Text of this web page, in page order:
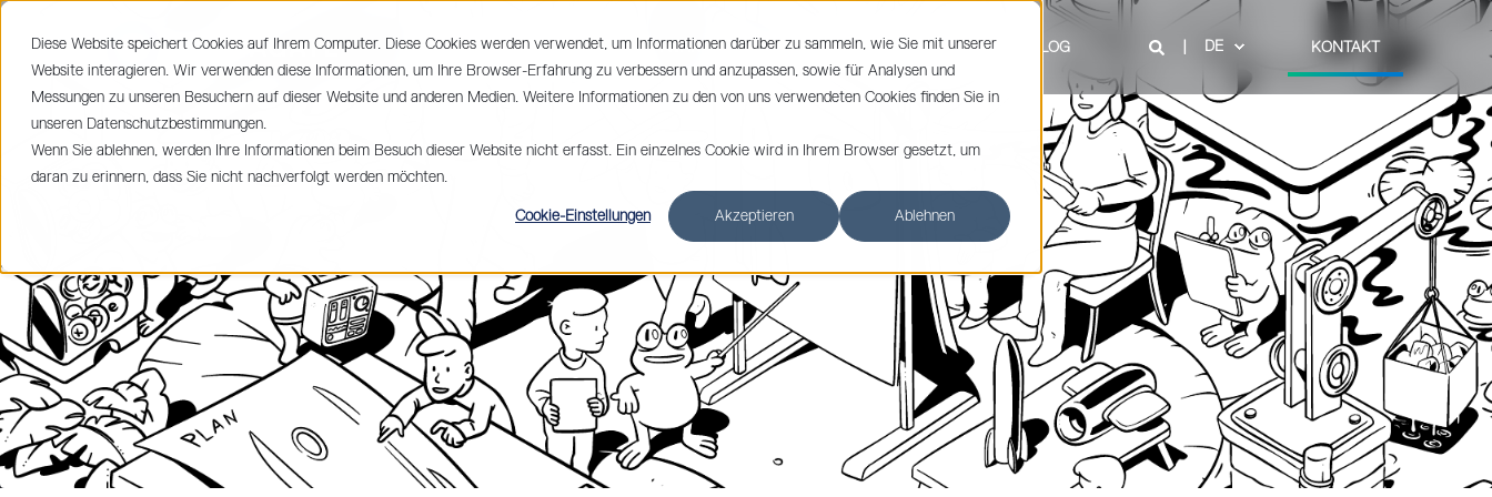
Diese Website speichert Cookies auf Ihrem Computer. Diese Cookies werden verwendet, um Informationen darüber zu sammeln, wie Sie mit unserer
Website interagieren. Wir verwenden diese Informationen, um Ihre Browser-Erfahrung zu verbessern und anzupassen, sowie für Analysen und
Messungen zu unseren Besuchern auf dieser Website und anderen Medien. Weitere Informationen zu den von uns verwendeten Cookies finden Sie in
unseren Datenschutzbestimmungen.
Wenn Sie ablehnen, werden Ihre Informationen beim Besuch dieser Website nicht erfasst. Ein einzelnes Cookie wird in Ihrem Browser gesetzt, um
daran zu erinnern, dass Sie nicht nachverfolgt werden möchten.
Cookie-Einstellungen Akzeptieren Ablehnen
LEISTUNGEN HMI SOFTWARE KUNDEN ÜBER UNS BLOG DE KONTAKT